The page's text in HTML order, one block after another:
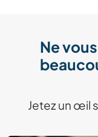
Ne
Jetez un œil